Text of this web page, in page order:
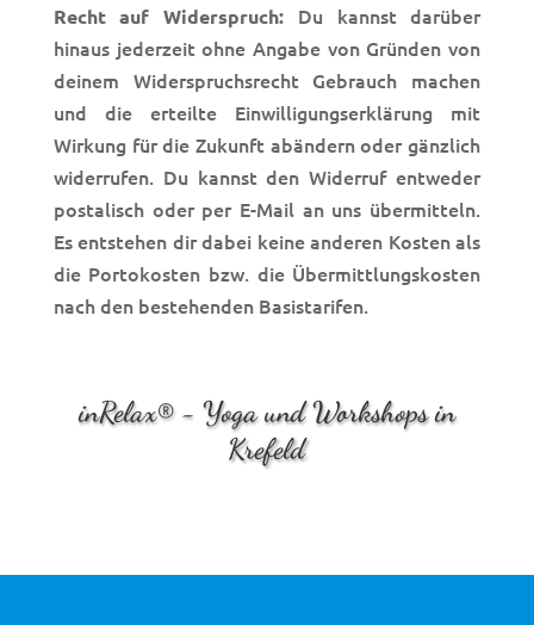
Recht auf Widerspruch: Du kannst darüber
hinaus jederzeit ohne Angabe von Gründen von
deinem Widerspruchsrecht Gebrauch machen
und die erteilte Einwilligungserklärung mit
Wirkung für die Zukunft abändern oder gänzlich
widerrufen. Du kannst den Widerruf entweder
postalisch oder per E-Mail an uns übermitteln.
Es entstehen dir dabei keine anderen Kosten als
die Portokosten bzw. die Übermittlungskosten
nach den bestehenden Basistarifen.
inRelax® - Yoga und Workshops in
Krefeld